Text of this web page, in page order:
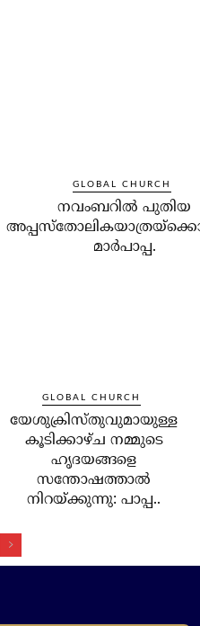
GLOBAL CHURCH
നവംബറില്‍ പുതിയ
മാര്‍പാപ്പ.
GLOBAL CHURCH
യേശുക്രിസ്തുവുമായുള്ള
കൂടിക്കാഴ്ച നമ്മുടെ
ഹൃദയങ്ങളെ
സന്തോഷത്താല്‍
നിറയ്ക്കുന്നു: പാപ്പ..